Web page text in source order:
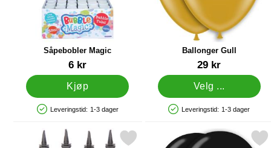
Såpebobler Magic
Varenummer 12437
6 kr
Kjøp
Produkttilgjengelighet: På lager
Leveringstid: 1-3 dager
Ballonger Gull
Varenummer 5024
29 kr
Velg ...
Produkttilgjengelighet: På lager
Leveringstid: 1-3 dager
Merk ballongpumpe som favoritt Merk ballonger